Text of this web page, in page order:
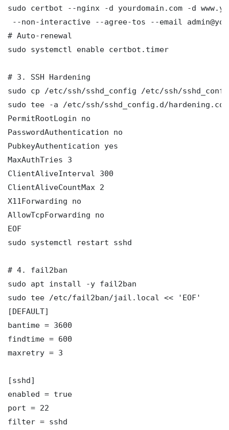
sudo certbot --nginx -d yourdomain.com -d
--non-interactive --agree-tos --email
# Auto-renewal
sudo systemctl enable certbot.timer
# 3. SSH Hardening
sudo cp /etc/ssh/sshd_config /etc/ssh/
sudo tee -a /etc/ssh/sshd_config.d/
PermitRootLogin no
PasswordAuthentication no
PubkeyAuthentication yes
MaxAuthTries 3
ClientAliveInterval 300
ClientAliveCountMax 2
X11Forwarding no
AllowTcpForwarding no
EOF
sudo systemctl restart sshd
# 4. fail2ban
sudo apt install -y fail2ban
sudo tee /etc/fail2ban/jail.local << 'EOF'
[DEFAULT]
bantime = 3600
findtime = 600
maxretry = 3
[sshd]
enabled = true
port = 22
filter = sshd